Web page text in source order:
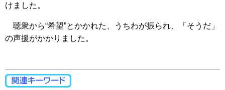
けました。
聴衆から“希望”とかかれた、うちわが振られ、「そうだ」
の声援がかかりました。